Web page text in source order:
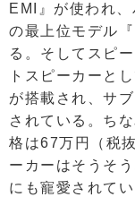
EMI』が使われ
の最上位モデル
る。そしてスピ
トスピーカーと
が搭載され、サ
されている。ち
格は67万円（税
ーカーはそうそ
にも寵愛されて